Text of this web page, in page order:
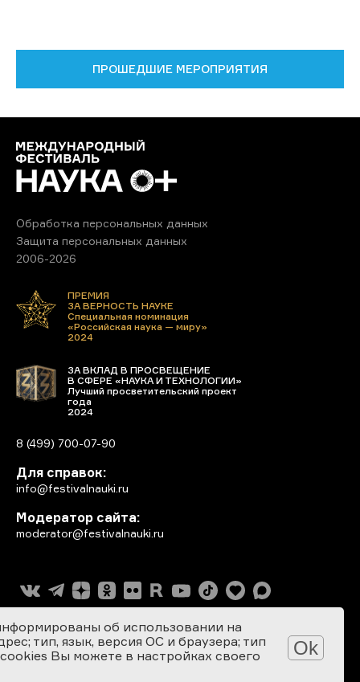
ПРОШЕДШИЕ МЕРОПРИЯТИЯ
Обработка персональных данных
Защита персональных данных
2006-2026
ПРЕМИЯ
ЗА ВЕРНОСТЬ НАУКЕ
Специальная номинация
«Российская наука — миру»
2024
ЗА ВКЛАД В ПРОСВЕЩЕНИЕ
В СФЕРЕ «НАУКА И ТЕХНОЛОГИИ»
Лучший просветительский проект
года
2024
8 (499) 700-07-90
Для справок:
info@festivalnauki.ru
Модератор сайта:
moderator@festivalnauki.ru
об использовании на
тип, язык, версия ОС и браузера; тип
Вы можете в настройках своего
Ok